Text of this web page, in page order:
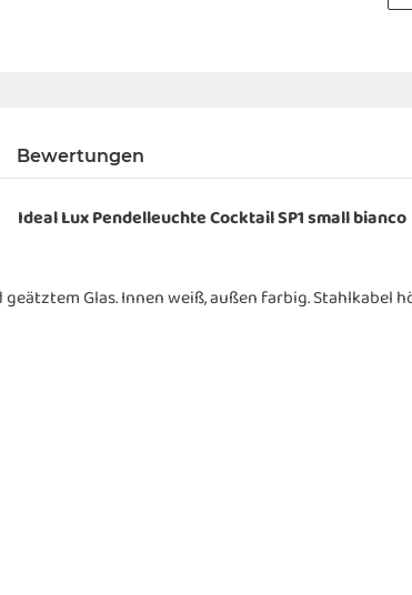
Bewertungen
Ideal Lux Pendelleuchte Cocktail SP1 small bianco
Glas. Innen weiß, außen farbig. Stahlkabel